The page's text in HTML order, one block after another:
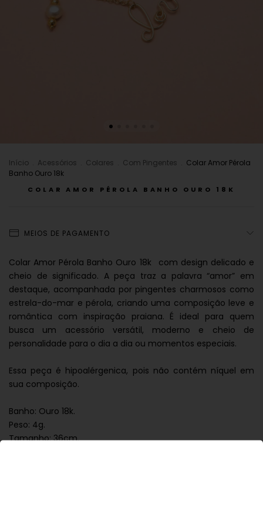
Início Acessórios Colares Com Pingentes
Colar Amor Pérola
Banho Ouro 18k
COLAR AMOR PÉROLA BANHO OURO 18K
MEIOS DE PAGAMENTO
Colar Amor Pérola Banho Ouro 18k com design delicado e
cheio de significado. A peça traz a palavra “amor” em
destaque, acompanhada por pingentes charmosos como
estrela-do-mar e pérola, criando uma composição leve e
romântica com inspiração praiana. É ideal para quem
busca um acessório versátil, moderno e cheio de
personalidade para o dia a dia ou momentos especiais.
Essa peça é hipoalérgenica, pois não contém níquel em
sua composição.
Banho: Ouro 18k.
Peso: 4g.
Tamanho: 36cm.